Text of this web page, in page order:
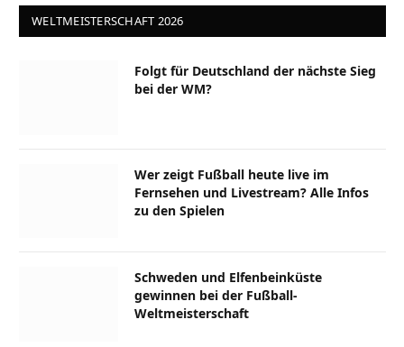
WELTMEISTERSCHAFT 2026
Folgt für Deutschland der nächste Sieg
bei der WM?
Wer zeigt Fußball heute live im
Fernsehen und Livestream? Alle Infos
zu den Spielen
Schweden und Elfenbeinküste
gewinnen bei der Fußball-
Weltmeisterschaft